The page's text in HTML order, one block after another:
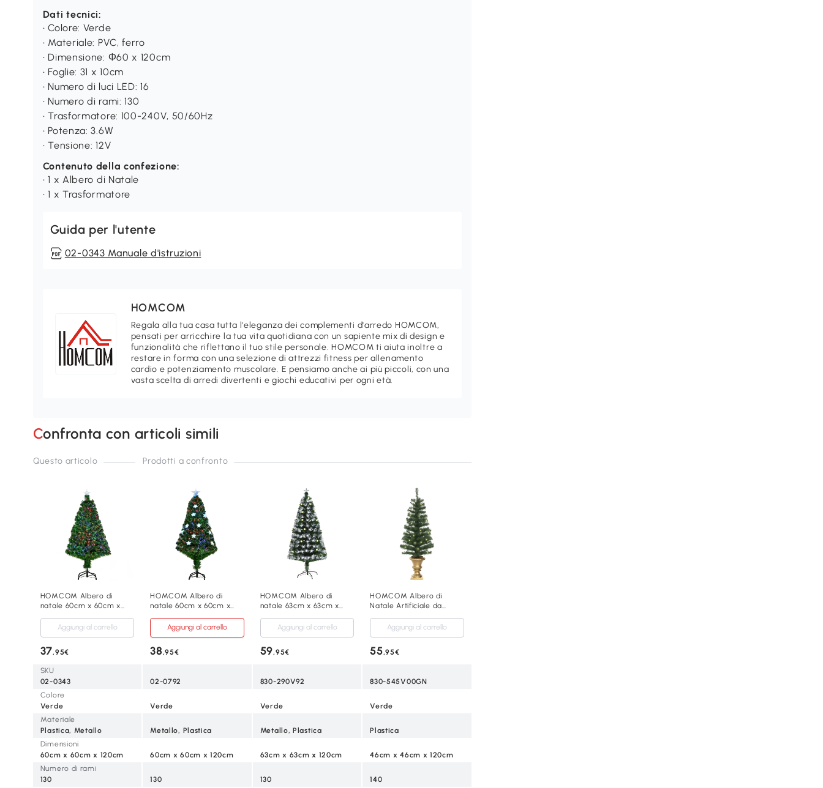
Dati tecnici:
• Colore: Verde
• Materiale: PVC, ferro
• Dimensione: Φ60 x 120cm
• Foglie: 31 x 10cm
• Numero di luci LED: 16
• Numero di rami: 130
• Trasformatore: 100-240V, 50/60Hz
• Potenza: 3.6W
• Tensione: 12V
Contenuto della confezione:
• 1 x Albero di Natale
• 1 x Trasformatore
Guida per l'utente
02-0343 Manuale d'istruzioni
HOMCOM
Regala alla tua casa tutta l'eleganza dei complementi d'arredo HOMCOM,
pensati per arricchire la tua vita quotidiana con un sapiente mix di design e
funzionalità che riflettano il tuo stile personale. HOMCOM ti aiuta inoltre a
restare in forma con una selezione di attrezzi fitness per allenamento
cardio e potenziamento muscolare. E pensiamo anche ai più piccoli, con una
vasta scelta di arredi divertenti e giochi educativi per ogni età.
Confronta con articoli simili
SKU
Colore
Materiale
Dimensioni
Numero di rami
Questo articolo
HOMCOM Albero di
natale 60cm x 60cm x
Aggiungi al carrello
37,95€
02-0343
Verde
Plastica, Metallo
60cm x 60cm x 120cm
130
Prodotti a confronto
HOMCOM Albero di
natale 60cm x 60cm x
Aggiungi al carrello
38 ,95€
02-0792
Verde
Metallo, Plastica
60cm x 60cm x 120cm
130
HOMCOM Albero di
natale 63cm x 63cm x
Aggiungi al carrello
59,95€
830-290V92
Verde
Metallo, Plastica
63cm x 63cm x 120cm
130
HOMCOM Albero di
Natale Artificiale da
Aggiungi al carrello
55,95€
830-545V00GN
Verde
Plastica
46cm x 46cm x 120cm
140